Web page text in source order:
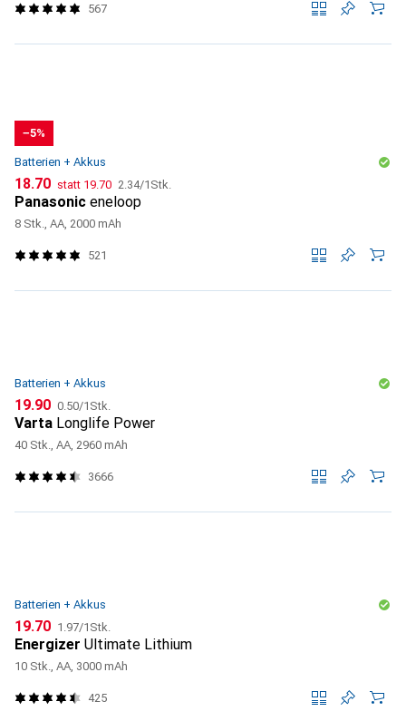
567
−5%
Batterien + Akkus
CHF
18.70 statt CHF
19.70 CHF
2.34/1Stk.
Panasonic eneloop
8 Stk., AA, 2000 mAh
521
Batterien + Akkus
CHF
19.90 CHF
0.50/1Stk.
Varta Longlife Power
40 Stk., AA, 2960 mAh
3666
Batterien + Akkus
CHF
19.70 CHF
1.97/1Stk.
Energizer Ultimate Lithium
10 Stk., AA, 3000 mAh
425